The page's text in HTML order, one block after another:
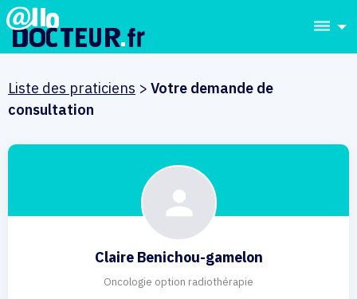
dehaze
Liste des praticiens > Votre demande de
consultation
Claire Benichou-gamelon
Oncologie option radiothérapie